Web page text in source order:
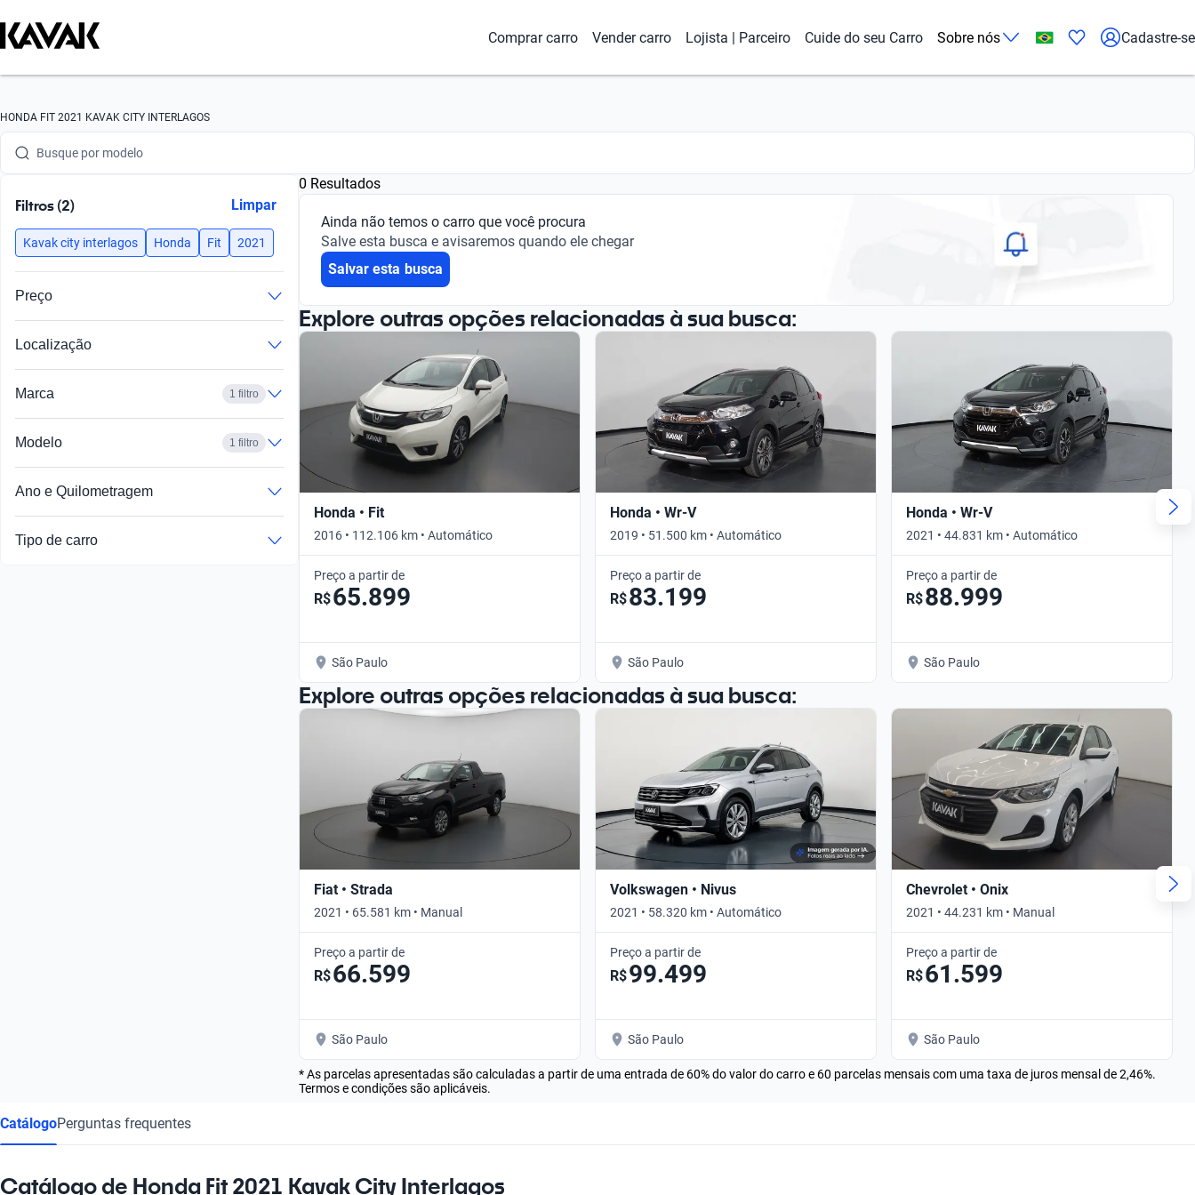
Comprar carro Vender carro Lojista | Parceiro Cuide do seu Carro Sobre nós Cadastre-se
HONDA FIT 2021 KAVAK CITY INTERLAGOS
Busque por marca
Busque por modelo
Busque por ano
Busque por marca
Busque por versão
Busque por ano
Filtros (2) Limpar
Kavak city interlagos Honda Fit 2021
Preço
Localização
Marca 1 filtro
Modelo 1 filtro
Ano e Quilometragem
Tipo de carro
0 Resultados
Ainda não temos o carro que você procura
Salve esta busca e avisaremos quando ele chegar
Salvar esta busca
Explore outras opções relacionadas à sua busca:
Honda • Fit
2016 • 112.106 km • Automático
Preço a partir de
R$65.899
São Paulo
Honda • Wr-V
2019 • 51.500 km • Automático
Preço a partir de
R$83.199
São Paulo
Honda • Wr-V
2021 • 44.831 km • Automático
Preço a partir de
R$88.999
São Paulo
Explore outras opções relacionadas à sua busca:
Fiat • Strada
2021 • 65.581 km • Manual
Preço a partir de
R$66.599
São Paulo
Volkswagen • Nivus
2021 • 58.320 km • Automático
Preço a partir de
R$99.499
São Paulo
Chevrolet • Onix
2021 • 44.231 km • Manual
Preço a partir de
R$61.599
São Paulo
* As parcelas apresentadas são calculadas a partir de uma entrada de 60% do valor do carro e 60 parcelas mensais com uma taxa de juros mensal de 2,46%.
Termos e condições são aplicáveis.
CatálogoPerguntas frequentes
Catálogo de Honda Fit 2021 Kavak City Interlagos